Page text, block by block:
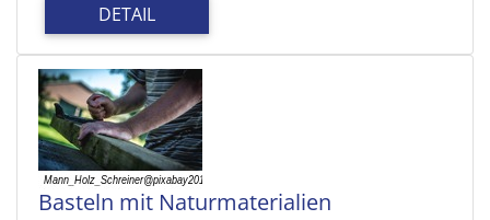
DETAIL
Basteln mit Naturmaterialien